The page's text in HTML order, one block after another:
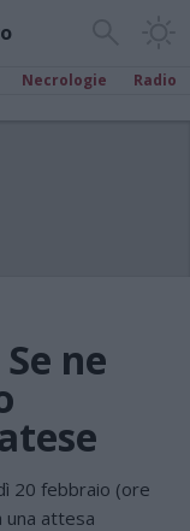
Necrologie Radio
ne
20 febbraio (ore
una attesa